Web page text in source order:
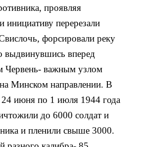
проявляя
инициативу перерезали
форсировали реку
выдвинувшись вперед
Червень- важным узлом
Минском направлении. В
24 июня по 1 июля 1944 года
до 6000 солдат и
и пленили свыше 3000.